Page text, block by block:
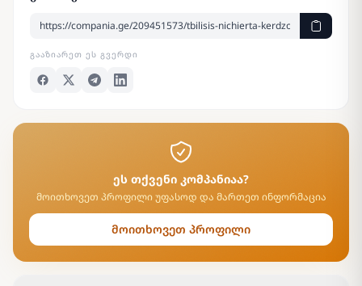
ᲒᲐᲐᲖᲘᲐᲠᲔᲗ ᲔᲡ ᲒᲕᲔᲠᲓᲘ
ეს თქვენი კომპანიაა?
მოითხოვეთ პროფილი უფასოდ და მართეთ ინფორმაცია
მოითხოვეთ პროფილი